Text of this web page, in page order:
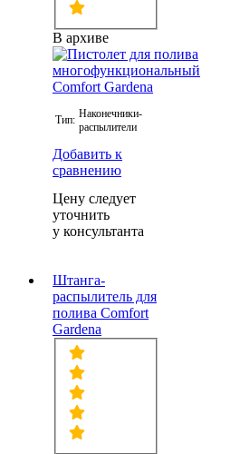
В архиве
Тип: Наконечники-
распылители
Добавить к
сравнению
Цену следует
уточнить
у консультанта
Штанга-
распылитель для
полива Comfort
Gardena